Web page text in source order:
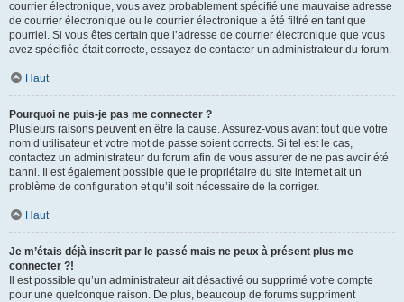
courrier électronique, vous avez probablement spécifié une mauvaise adresse
de courrier électronique ou le courrier électronique a été filtré en tant que
pourriel. Si vous êtes certain que l’adresse de courrier électronique que vous
avez spécifiée était correcte, essayez de contacter un administrateur du forum.
Haut
Pourquoi ne puis-je pas me connecter ?
Plusieurs raisons peuvent en être la cause. Assurez-vous avant tout que votre
nom d’utilisateur et votre mot de passe soient corrects. Si tel est le cas,
contactez un administrateur du forum afin de vous assurer de ne pas avoir été
banni. Il est également possible que le propriétaire du site internet ait un
problème de configuration et qu’il soit nécessaire de la corriger.
Haut
Je m’étais déjà inscrit par le passé mais ne peux à présent plus me
connecter ?!
Il est possible qu’un administrateur ait désactivé ou supprimé votre compte
pour une quelconque raison. De plus, beaucoup de forums suppriment